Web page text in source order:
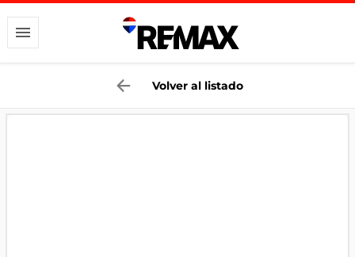
Volver al listado